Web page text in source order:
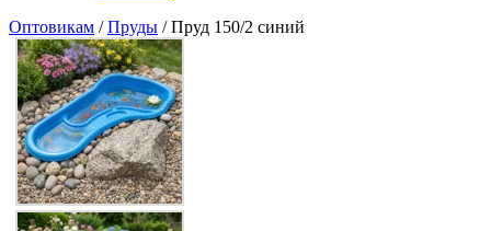
Оптовикам /Пруды / Пруд 150/2 синий